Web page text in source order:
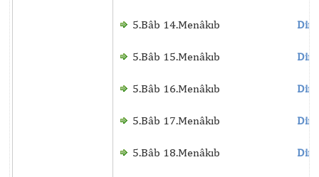
5.Bâb 14.Menâkıb
5.Bâb 15.Menâkıb
5.Bâb 16.Menâkıb
5.Bâb 17.Menâkıb
5.Bâb 18.Menâkıb